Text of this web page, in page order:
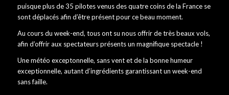
puisque plus de 35 pilotes venus des quatre coins de la France se
sont déplacés afin d’être présent pour ce beau moment.
Au cours du week-end, tous ont su nous offrir de très beaux vols,
afin d’offrir aux spectateurs présents un magnifique spectacle !
Une météo exceptonnelle, sans vent et de la bonne humeur
exceptionnelle, autant d’ingrédients garantissant un week-end
sans faille.